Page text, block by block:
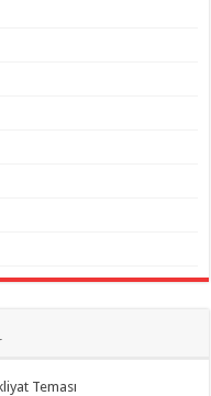
Teması